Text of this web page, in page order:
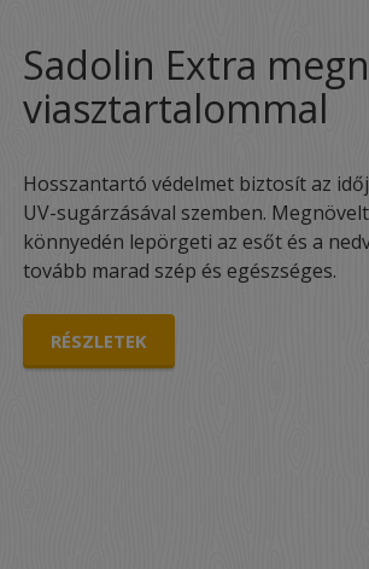
Sadolin Extra
viasztartalommal
Hosszantartó védelmet biztosít az
UV-sugárzásával szemben.
könnyedén lepörgeti az esőt és a
tovább marad szép és egészséges.
RÉSZLETEK